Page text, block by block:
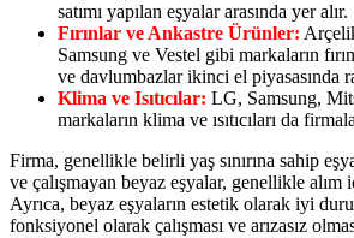
satımı yapılan eşyalar arasında yer alır.
Fırınlar ve Ankastre Ürünler:
Samsung ve Vestel gibi markaların
ve davlumbazlar ikinci el piyasasında
Klima ve Isıtıcılar: LG, Samsung,
markaların klima ve ısıtıcıları da
Firma, genellikle belirli yaş sınırına sahip
ve çalışmayan beyaz eşyalar, genellikle
Ayrıca, beyaz eşyaların estetik olarak iyi
fonksiyonel olarak çalışması ve arızasız